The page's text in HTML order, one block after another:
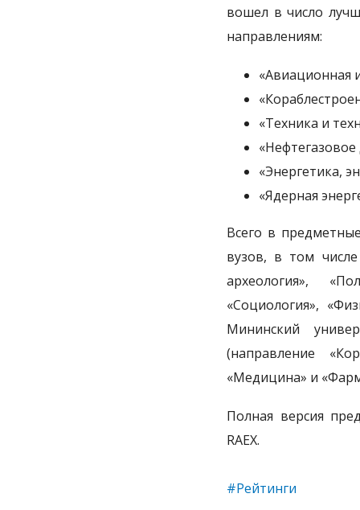
вошел в число
направлениям:
«Авиационная
«Техника и
«Нефтегазовое
«Энергетика,
«Ядерная
Всего в
вузов, в том
археология»,
«Социология»,
Мининский
(направление
«Медицина» и
Полная версия
RAEX.
#Рейтинги